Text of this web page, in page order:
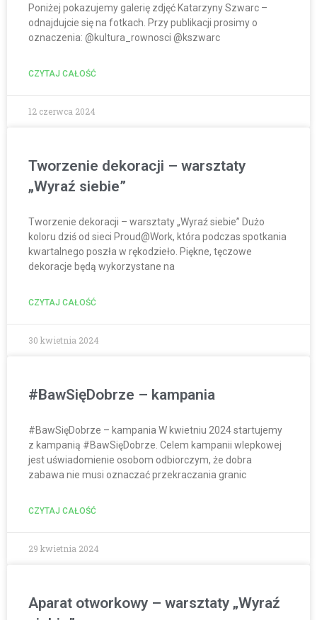
Poniżej pokazujemy galerię zdjęć Katarzyny Szwarc –
odnajdujcie się na fotkach. Przy publikacji prosimy o
oznaczenia: @kultura_rownosci @kszwarc
CZYTAJ CAŁOŚĆ
12 czerwca 2024
Tworzenie dekoracji – warsztaty
„Wyraź siebie”
Tworzenie dekoracji – warsztaty „Wyraź siebie” Dużo
koloru dziś od sieci Proud@Work, która podczas spotkania
kwartalnego poszła w rękodzieło. Piękne, tęczowe
dekoracje będą wykorzystane na
CZYTAJ CAŁOŚĆ
30 kwietnia 2024
#BawSięDobrze – kampania
#BawSięDobrze – kampania W kwietniu 2024 startujemy
z kampanią #BawSięDobrze. Celem kampanii wlepkowej
jest uświadomienie osobom odbiorczym, że dobra
zabawa nie musi oznaczać przekraczania granic
CZYTAJ CAŁOŚĆ
29 kwietnia 2024
Aparat otworkowy – warsztaty „Wyraź